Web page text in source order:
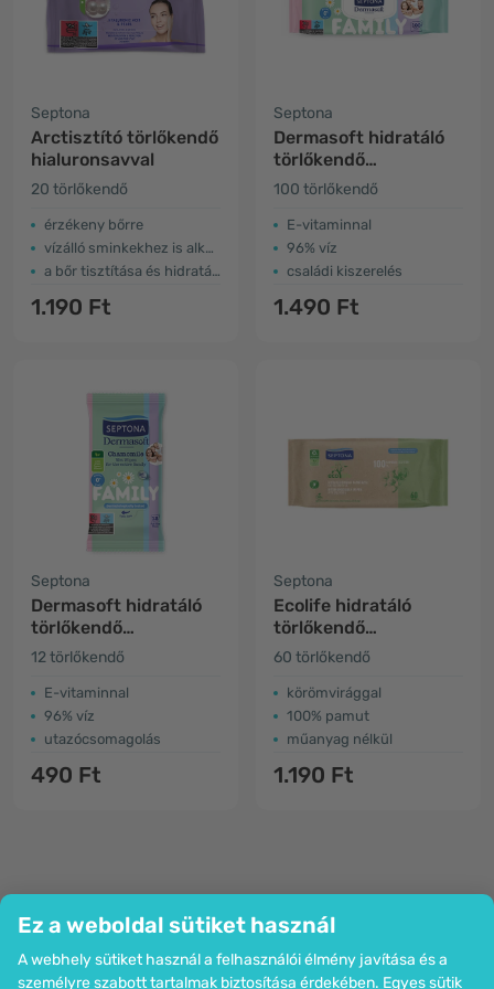
Ez a weboldal sütiket használ
A webhely sütiket használ a felhasználói élmény javítása és a
személyre szabott tartalmak biztosítása érdekében. Egyes sütik
Septona
Arctisztító törlőkendő
hialuronsavval
20 törlőkendő
érzékeny bőrre
vízálló sminkekhez is alkalmas
a bőr tisztítása és hidratálása
1.190 Ft
Septona
Dermasoft hidratáló
törlőkendő
gyerekeknek
100 törlőkendő
E-vitaminnal
96% víz
családi kiszerelés
1.490 Ft
Septona
Dermasoft hidratáló
törlőkendő
gyerekeknek
12 törlőkendő
E-vitaminnal
96% víz
utazócsomagolás
490 Ft
Septona
Ecolife hidratáló
törlőkendő
gyerekeknek -
60 törlőkendő
körömvirággal
100% pamut
műanyag nélkül
1.190 Ft
Cég